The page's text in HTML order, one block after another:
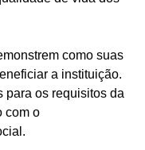
como suas
a instituição.
para os requisitos da
com o